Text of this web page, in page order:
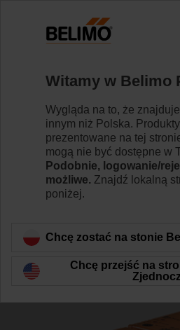
"https://www.belimo.com/pl/
https://www.belimo.com/pl/
Strona główna RetroFIT+
LV24A-MP-RE
Wstecz do kategorii
Witamy w Belimo
Wygląda na to, że
innym niż Polska. Produkty
prezentowane na tej
mogą nie być dostępne w
Podobnie, logowanie/
możliwe. Znajdź lokalną
poniżej.
Chcę zostać na stonie
Chcę przejść na